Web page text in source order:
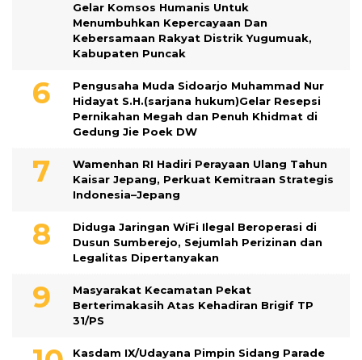
Gelar Komsos Humanis Untuk
Menumbuhkan Kepercayaan Dan
Kebersamaan Rakyat Distrik Yugumuak,
Kabupaten Puncak
Pengusaha Muda Sidoarjo Muhammad Nur
Hidayat S.H.(sarjana hukum)Gelar Resepsi
Pernikahan Megah dan Penuh Khidmat di
Gedung Jie Poek DW
Wamenhan RI Hadiri Perayaan Ulang Tahun
Kaisar Jepang, Perkuat Kemitraan Strategis
Indonesia–Jepang
Diduga Jaringan WiFi Ilegal Beroperasi di
Dusun Sumberejo, Sejumlah Perizinan dan
Legalitas Dipertanyakan
Masyarakat Kecamatan Pekat
Berterimakasih Atas Kehadiran Brigif TP
31/PS
Kasdam IX/Udayana Pimpin Sidang Parade